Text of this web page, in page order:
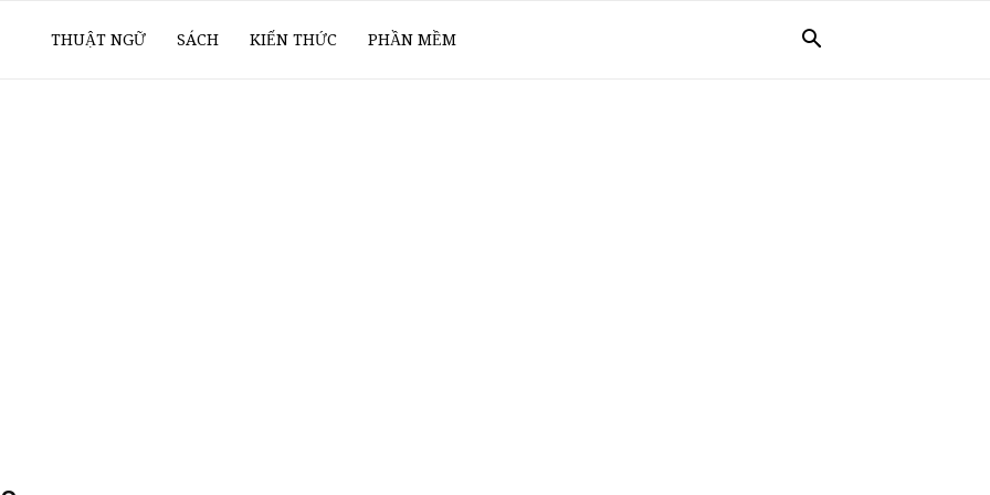
THUẬT NGỮ SÁCH KIẾN THỨC PHẦN MỀM